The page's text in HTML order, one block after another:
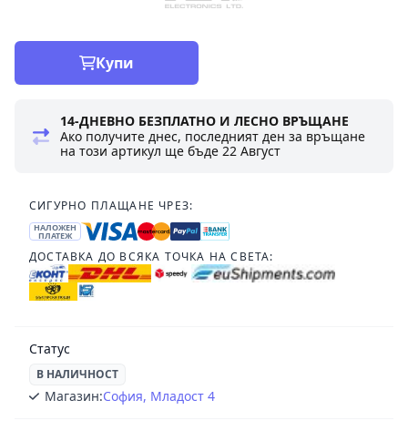
Купи
14-ДНЕВНО БЕЗПЛАТНО И ЛЕСНО ВРЪЩАНЕ
Ако получите днес, последният ден за връщане
на този артикул ще бъде22 Август
СИГУРНО ПЛАЩАНЕ ЧРЕЗ:
НАЛОЖЕН
ПЛАТЕЖ
ДОСТАВКА ДО ВСЯКА ТОЧКА НА СВЕТА:
Статус
В НАЛИЧНОСТ
Магазин:София, Младост 4